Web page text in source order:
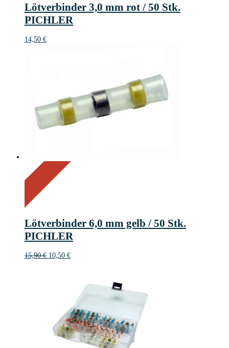
Lötverbinder 3,0 mm rot / 50 Stk.
PICHLER
14,50 €
On Sale
€
Lötverbinder 6,0 mm gelb / 50 Stk.
PICHLER
15,90€ Ursprünglicher
10,50 €Aktueller